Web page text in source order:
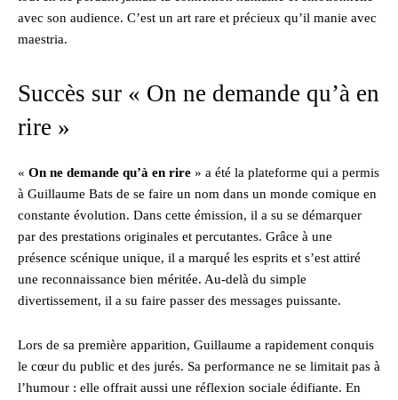
avec son audience. C’est un art rare et précieux qu’il manie avec
maestria.
Succès sur « On ne demande qu’à en
rire »
« On ne demande qu’à en rire » a été la plateforme qui a permis
à Guillaume Bats de se faire un nom dans un monde comique en
constante évolution. Dans cette émission, il a su se démarquer
par des prestations originales et percutantes. Grâce à une
présence scénique unique, il a marqué les esprits et s’est attiré
une reconnaissance bien méritée. Au-delà du simple
divertissement, il a su faire passer des messages puissante.
Lors de sa première apparition, Guillaume a rapidement conquis
le cœur du public et des jurés. Sa performance ne se limitait pas à
l’humour : elle offrait aussi une réflexion sociale édifiante. En